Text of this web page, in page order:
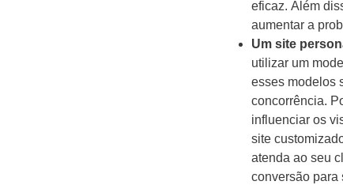
eficaz. Além
aumentar a
Um site
utilizar um
esses modelos
concorrência.
influenciar os
site
atenda ao seu
conversão para